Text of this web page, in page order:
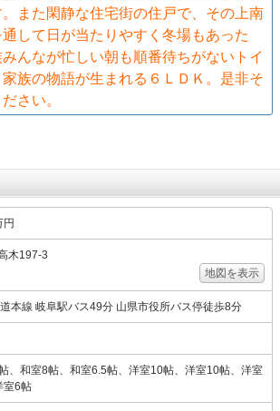
また閑静な住宅街の住戸で、その上南
して日が当たりやすく冬場もあった
んなが忙しい朝も順番待ちがないトイ
族の物語が生まれる６ＬＤＫ。是非そ
さい。
円
木197-3
地図を表示
本線 岐阜駅バス49分 山県市役所バス停徒歩8分
、和室8帖、和室6.5帖、洋室10帖、洋室10帖、洋室
室6帖